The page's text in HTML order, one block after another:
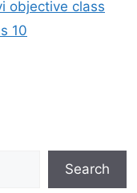
objective class
10
Search